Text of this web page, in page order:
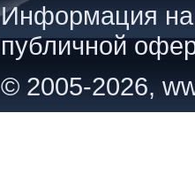
Информация на
публичной
© 2005-2026,